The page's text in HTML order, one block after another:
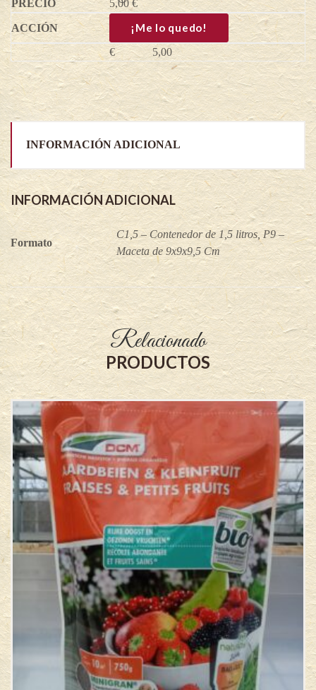
phoenicolasius
quantity
5,00 €
¡Me lo quedo!
€ 5,00
INFORMACIÓN ADICIONAL
INFORMACIÓN ADICIONAL
Formato
C1,5 – Contenedor de 1,5 litros, P9 –
Maceta de 9x9x9,5 Cm
Relacionado
PRODUCTOS